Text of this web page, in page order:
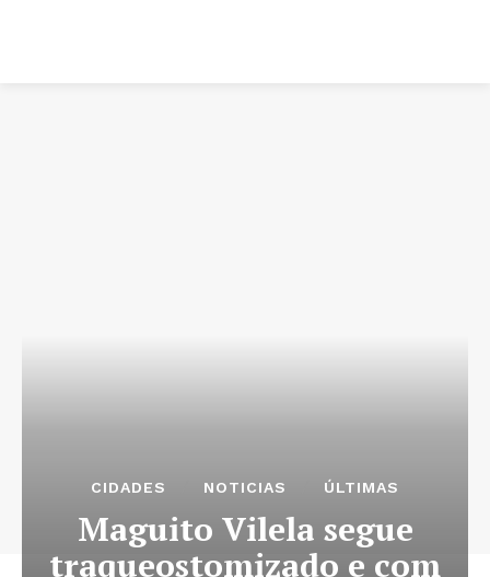
CIDADES NOTICIAS ÚLTIMAS
Maguito Vilela segue
traqueostomizado e com